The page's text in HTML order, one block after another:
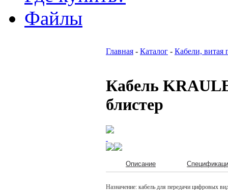
Файлы
Главная - Каталог - Кабели, витая
Кабель
блистер
Описание
Назначение: кабель для передачи цифровых